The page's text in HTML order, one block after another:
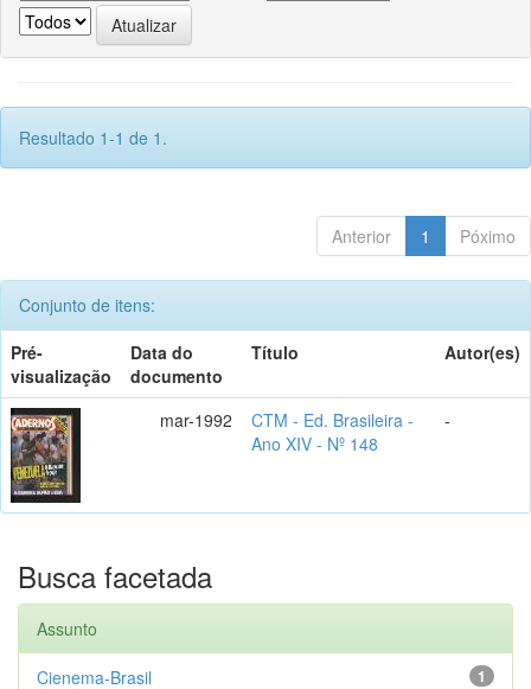
Resultado 1-1 de 1.
Anterior 1 Póximo
Conjunto de itens:
Pré-
visualização
Data do
documento
Título Autor(es)
mar-1992
CTM - Ed. Brasileira -
Ano XIV - Nº 148
-
Busca facetada
Assunto
1
Cienema-Brasil